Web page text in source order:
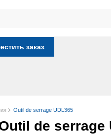
заказ
Outil de serrage UDL365
de serrage